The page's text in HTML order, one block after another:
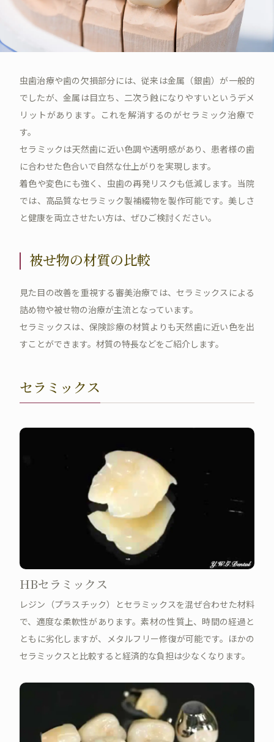
虫歯治療や歯の欠損部分には、従来は金属（銀歯）が一般的
でしたが、金属は目立ち、二次う蝕になりやすいというデメ
リットがあります。これを解消するのがセラミック治療で
す。
セラミックは天然歯に近い色調や透明感があり、患者様の歯
に合わせた色合いで自然な仕上がりを実現します。
着色や変色にも強く、虫歯の再発リスクも低減します。当院
では、高品質なセラミック製補綴物を製作可能です。美しさ
と健康を両立させたい方は、ぜひご検討ください。
被せ物の材質の比較
見た目の改善を重視する審美治療では、セラミックスによる
詰め物や被せ物の治療が主流となっています。
セラミックスは、保険診療の材質よりも天然歯に近い色を出
すことができます。材質の特長などをご紹介します。
セラミックス
HBセラミックス
レジン（プラスチック）とセラミックスを混ぜ合わせた材料
で、適度な柔軟性があります。素材の性質上、時間の経過と
ともに劣化しますが、メタルフリー修復が可能です。ほかの
セラミックスと比較すると経済的な負担は少なくなります。